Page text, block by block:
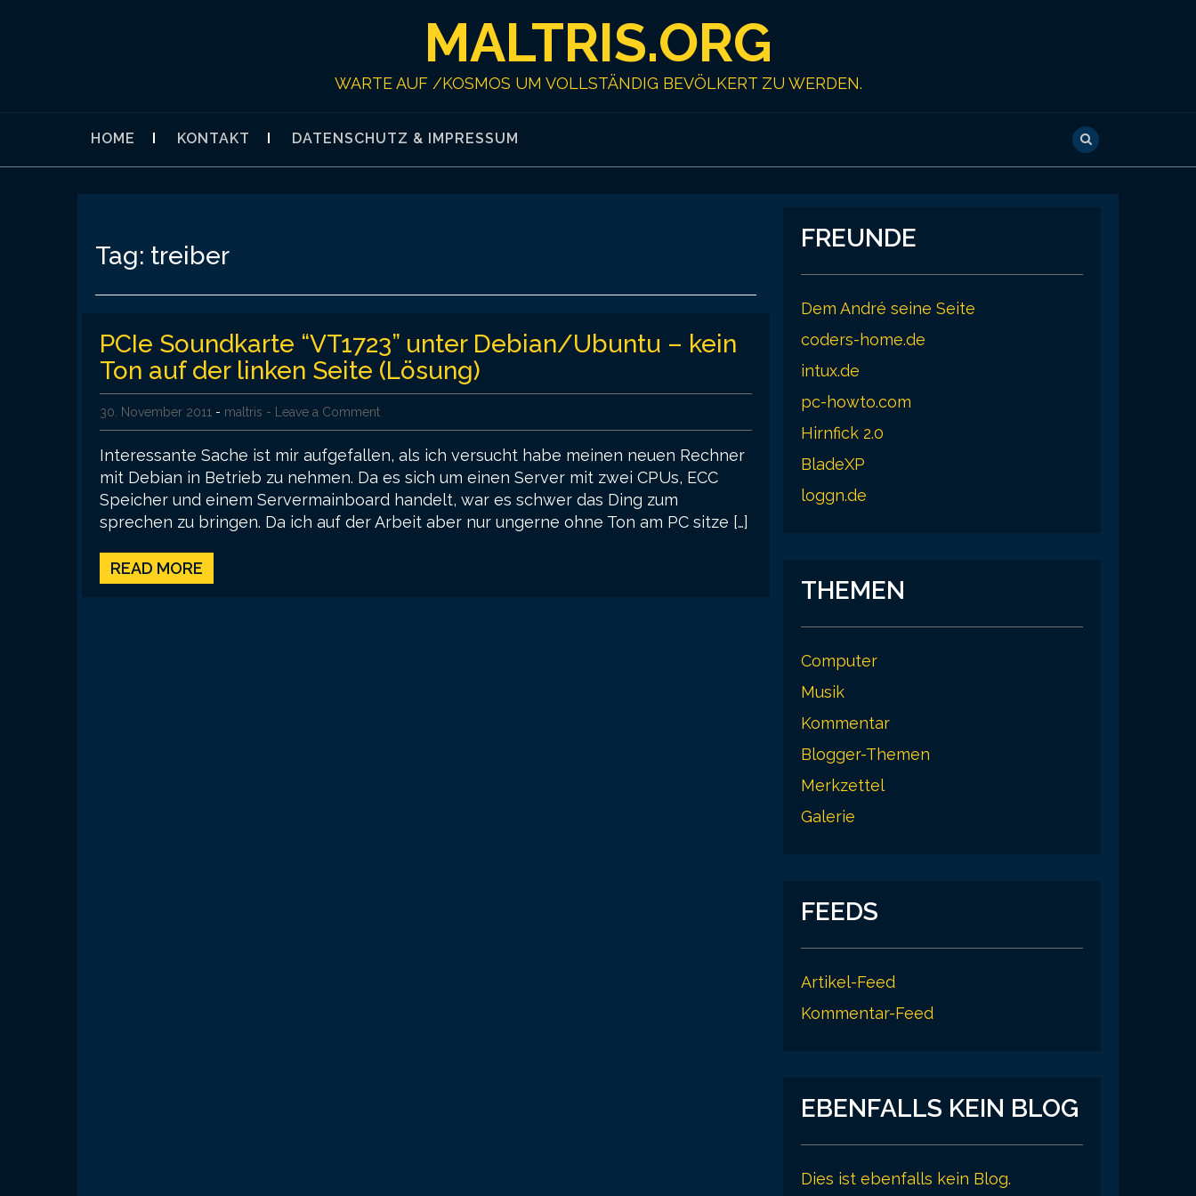
MALTRIS.ORG
WARTE AUF /KOSMOS UM VOLLSTÄNDIG BEVÖLKERT ZU WERDEN.
HOME KONTAKT DATENSCHUTZ & IMPRESSUM
Tag: treiber
PCIe Soundkarte “VT1723” unter Debian/Ubuntu – kein
Ton auf der linken Seite (Lösung)
30. November 2011 - maltris - Leave a Comment
Interessante Sache ist mir aufgefallen, als ich versucht habe meinen neuen Rechner
mit Debian in Betrieb zu nehmen. Da es sich um einen Server mit zwei CPUs, ECC
Speicher und einem Servermainboard handelt, war es schwer das Ding zum
sprechen zu bringen. Da ich auf der Arbeit aber nur ungerne ohne Ton am PC sitze […]
READ MORE
FREUNDE
Dem André seine Seite
coders-home.de
intux.de
pc-howto.com
Hirnfick 2.0
BladeXP
loggn.de
THEMEN
Computer
Musik
Kommentar
Blogger-Themen
Merkzettel
Galerie
FEEDS
Artikel-Feed
Kommentar-Feed
EBENFALLS KEIN BLOG
Dies ist ebenfalls kein Blog.